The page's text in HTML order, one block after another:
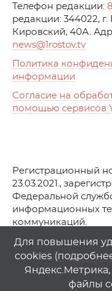
Телефон редакции:
редакции: 344022,
Кировский, 40А.
news@1rostov.tv
Политика
информации
Согласие на
помощью сервисов
Регистрационный
23.03.2021.,
Федеральной
информационных
коммуникаций.
© АО Телеканал
Любое
только при
Для повышения
cookies (
файлы